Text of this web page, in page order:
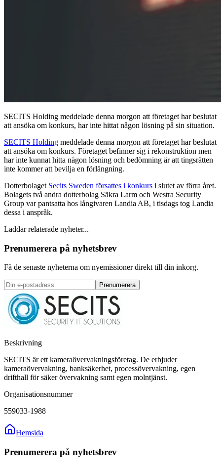
SECITS Holding meddelade denna morgon att företaget har beslutat
att ansöka om konkurs, har inte hittat någon lösning på sin situation.
SECITS Holding meddelade denna morgon att företaget har beslutat
att ansöka om konkurs. Företaget befinner sig i rekonstruktion men
har inte kunnat hitta någon lösning och bedömning är att tingsrätten
inte kommer att bevilja en förlängning.
Dotterbolaget Secits Sweden försattes i konkurs i slutet av förra året.
Bolagets två andra dotterbolag Säkra Larm och Westra Security
Group var pantsatta hos långivaren Landia AB, i tisdags tog Landia
dessa i anspråk.
Laddar relaterade nyheter...
Prenumerera på nyhetsbrev
Få de senaste nyheterna om nyemissioner direkt till din inkorg.
Prenumerera
Beskrivning
SECITS är ett kameraövervakningsföretag. De erbjuder
kameraövervakning, banksäkerhet, processövervakning, egen
drifthall för säker övervakning samt egen molntjänst.
Organisationsnummer
559033-1988
Hemsida
Prenumerera på nyhetsbrev